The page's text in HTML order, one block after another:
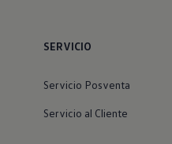
SERVICIO
Servicio Posventa
Servicio al Cliente